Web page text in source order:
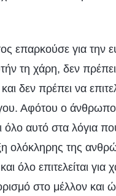
επαρκούσε για την
τη χάρη, δεν
δεν πρέπει να
Αφότου ο άνθρωπος
όλο αυτό στα λόγια
ολόκληρης της
όλο επιτελείται
στο μέλλον και